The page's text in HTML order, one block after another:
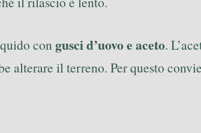
con gusci d’uovo e aceto.
il terreno. Per questo